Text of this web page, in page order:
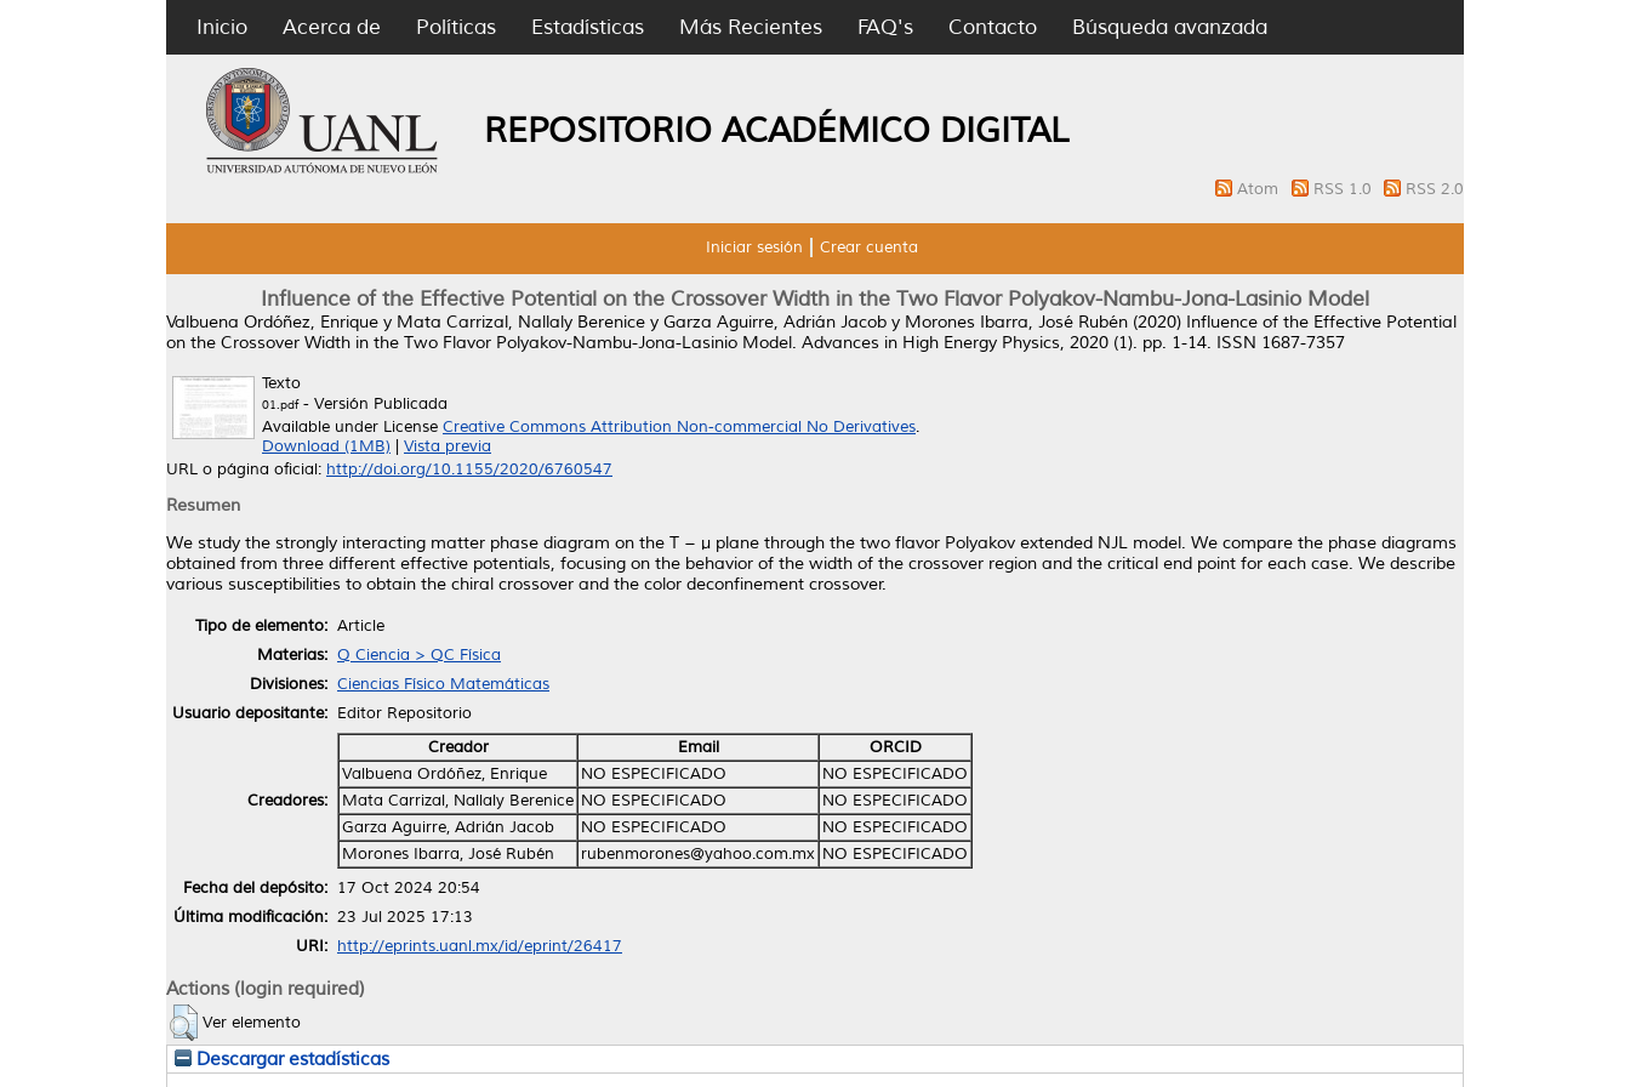
Inicio Acerca de Políticas Estadísticas Más Recientes FAQ's Contacto Búsqueda avanzada
REPOSITORIO ACADÉMICO DIGITAL
Atom RSS 1.0 RSS 2.0
Iniciar sesión Crear cuenta
Influence of the Effective Potential on the Crossover Width in the Two Flavor Polyakov-Nambu-Jona-Lasinio Model
Valbuena Ordóñez, Enrique y Mata Carrizal, Nallaly Berenice y Garza Aguirre, Adrián Jacob y Morones Ibarra, José Rubén (2020) Influence of the Effective Potential
on the Crossover Width in the Two Flavor Polyakov-Nambu-Jona-Lasinio Model. Advances in High Energy Physics, 2020 (1). pp. 1-14. ISSN 1687-7357
Texto
01.pdf- Versión Publicada
Available under License Creative Commons Attribution Non-commercial No Derivatives.
Download (1MB)
Vista previa
URL o página oficial: http://doi.org/10.1155/2020/6760547
Resumen
We study the strongly interacting matter phase diagram on the T − μ plane through the two flavor Polyakov extended NJL model. We compare the phase diagrams
obtained from three different effective potentials, focusing on the behavior of the width of the crossover region and the critical end point for each case. We describe
various susceptibilities to obtain the chiral crossover and the color deconfinement crossover.
Tipo de elemento: Article
Materias: Q Ciencia > QC Física
Divisiones: Ciencias Físico Matemáticas
Usuario depositante: Editor Repositorio
Creadores:
Creador Email
ORCID
Valbuena Ordóñez, Enrique
NO ESPECIFICADO
NO ESPECIFICADO
Mata Carrizal, Nallaly Berenice NO ESPECIFICADO
NO ESPECIFICADO
Garza Aguirre, Adrián Jacob
NO ESPECIFICADO
NO ESPECIFICADO
Morones Ibarra, José Rubén
rubenmorones@yahoo.com.mx NO ESPECIFICADO
Fecha del depósito: 17 Oct 2024 20:54
Última modificación: 23 Jul 2025 17:13
URI: http://eprints.uanl.mx/id/eprint/26417
Actions (login required)
Ver elemento
Descargar estadísticas